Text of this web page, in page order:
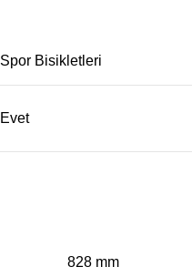
Spor Bisikletleri
Evet
828 mm